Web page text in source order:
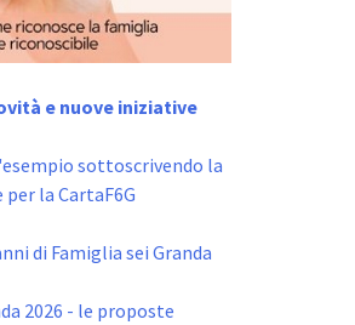
e nuove iniziative
sottoscrivendo la
la CartaF6G
di Famiglia sei Granda
2026 - le proposte